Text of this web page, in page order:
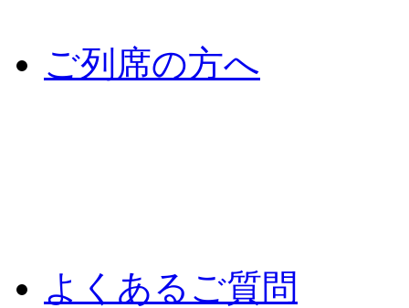
ご列席の方へ
よくあるご質問